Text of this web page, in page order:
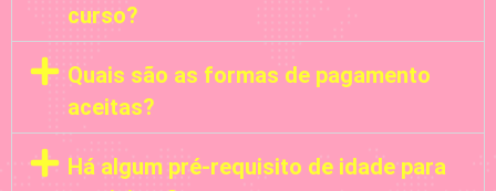
curso?
Quais são as formas de pagamento
aceitas?
Há algum pré-requisito de idade para